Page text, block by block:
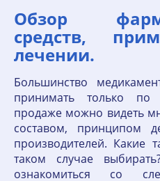
Обзор
средств,
лечении.
Большинство
принимать только
продаже можно видеть
составом, принципом
производителей. Какие
таком случае
ознакомиться со